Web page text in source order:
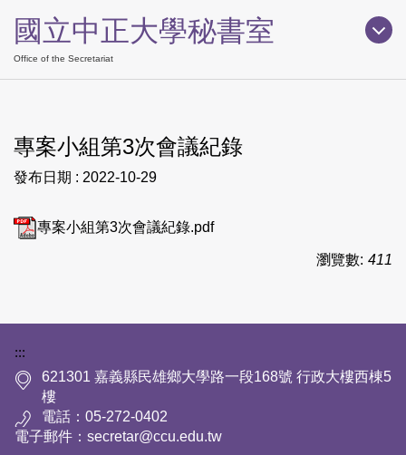
到
主
要
區
國立中正大學秘書室
Office of the Secretariat
專案小組第3次會議紀錄
發布日期 : 2022-10-29
專案小組第3次會議紀錄.pdf
瀏覽數: 411
:::
621301 嘉義縣民雄鄉大學路一段168號 行政大樓西棟5
樓
電話：05-272-0402
電子郵件：secretar@ccu.edu.tw